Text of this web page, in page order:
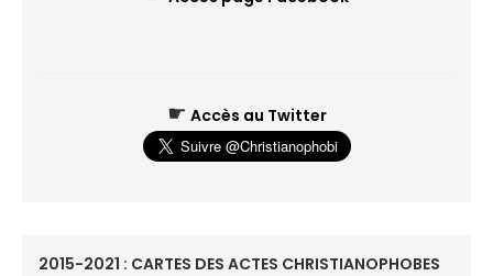
☛ Accès au Twitter
2015-2021 : CARTES DES ACTES CHRISTIANOPHOBES